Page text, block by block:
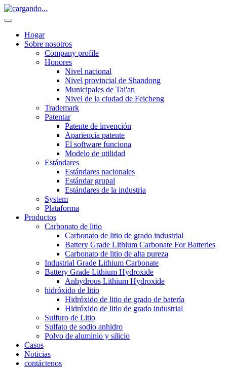
Hogar
Sobre nosotros
Company profile
Honores
Nivel nacional
Nivel provincial de Shandong
Municipales de Tai'an
Nivel de la ciudad de Feicheng
Trademark
Patentar
Patente de invención
Apariencia patente
El software funciona
Modelo de utilidad
Estándares
Estándares nacionales
Estándar grupal
Estándares de la industria
System
Plataforma
Productos
Carbonato de litio
Carbonato de litio de grado industrial
Battery Grade Lithium Carbonate For Batteries
Carbonato de litio de alta pureza
Industrial Grade Lithium Carbonate
Battery Grade Lithium Hydroxide
Anhydrous Lithium Hydroxide
hidróxido de litio
Hidróxido de litio de grado de batería
Hidróxido de litio de grado industrial
Sulfuro de Litio
Sulfato de sodio anhidro
Polvo de aluminio y silicio
Casos
Noticias
contáctenos